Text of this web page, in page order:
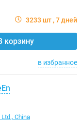
3233 шт 7 дней
корзину
в избранное
China